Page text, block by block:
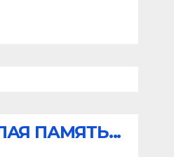
ПАМЯТЬ...